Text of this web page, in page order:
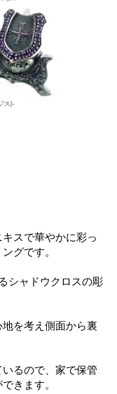
スで華やかに彩っ
グです。
シャドウクロスの彫
を考え側面から裏
るので、家で保管
きます。